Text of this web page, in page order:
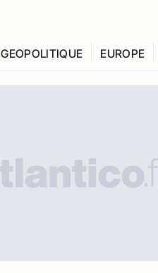
GEOPOLITIQUE EUROPE